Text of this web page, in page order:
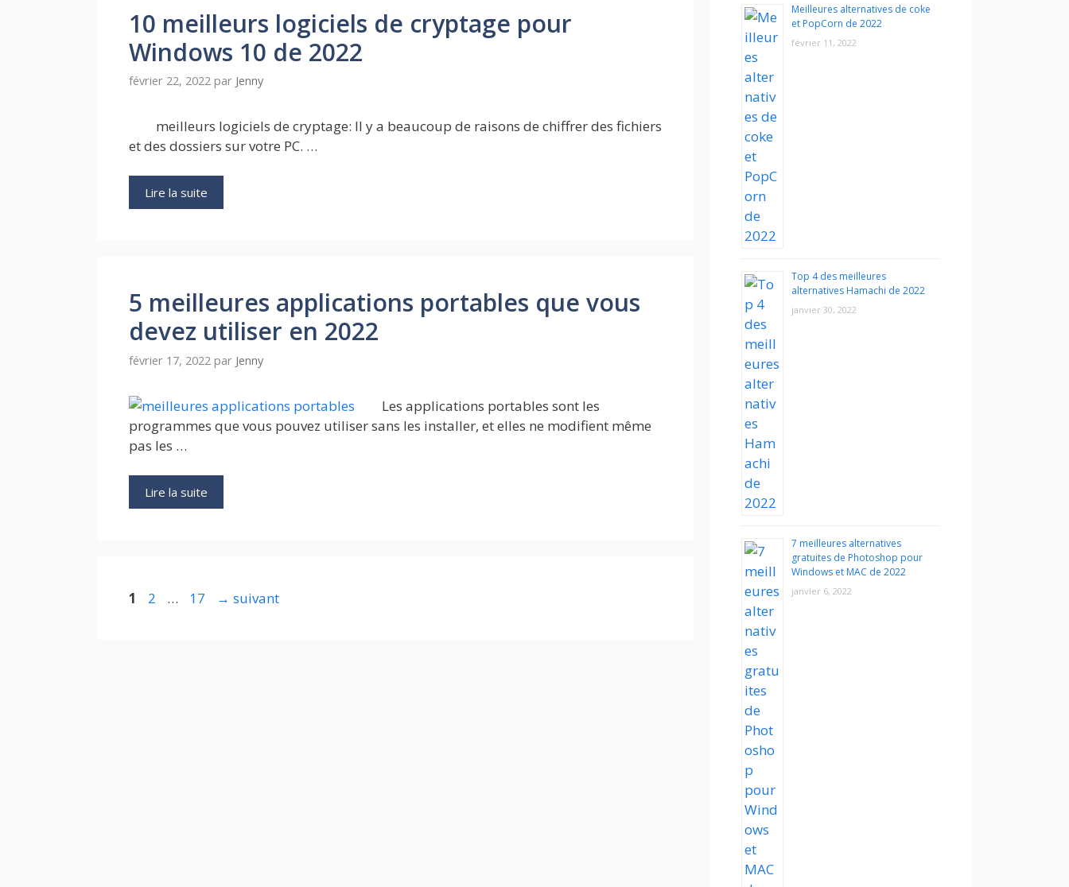
10 meilleurs logiciels de cryptage pour
Windows 10 de 2022
février 22, 2022 par Jenny
meilleurs logiciels de cryptage: Il y a beaucoup de raisons de chiffrer des fichiers
et des dossiers sur votre PC. …
Lire la suite
5 meilleures applications portables que vous
devez utiliser en 2022
février 17, 2022 par Jenny
Les applications portables sont les
programmes que vous pouvez utiliser sans les installer, et elles ne modifient même
pas les …
Lire la suite
Page
1 Page
2 … Page
17 → suivant
Meilleures alternatives de coke
et PopCorn de 2022
février 11, 2022
Top 4 des meilleures
alternatives Hamachi de 2022
janvier 30, 2022
7 meilleures alternatives
gratuites de Photoshop pour
Windows et MAC de 2022
janvier 6, 2022